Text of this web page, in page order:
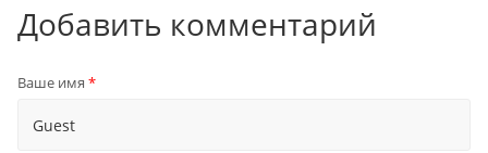
Добавить комментарий
Ваше имя *